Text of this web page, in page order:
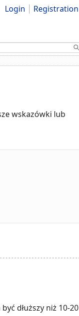
Login Registration
wskazówki lub
dłuższy niż 10-20